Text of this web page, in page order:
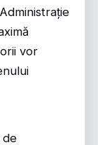
vor
de